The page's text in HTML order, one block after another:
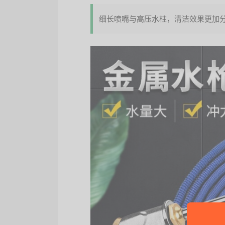
细长喷嘴与高压水柱，清洁效果更加